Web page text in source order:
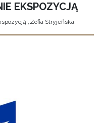
EKSPOZYCJĄ
„Zofia Stryjeńska.